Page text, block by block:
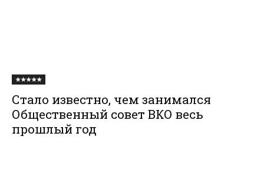
★★★★★
Стало известно, чем занимался
Общественный совет ВКО весь
прошлый год